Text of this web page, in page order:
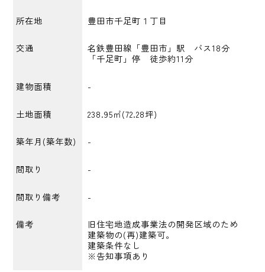
所在地 豊田市千足町１丁目
交通
名鉄豊田線「豊田市」駅 バス18分
「千足町」停 徒歩約11分
建物面積 -
土地面積 238.95㎡(72.28坪)
築年月(築年数) -
間取り -
間取り備考 -
備考
旧住宅地造成事業法の開発区域のため
建築物の(再)建築可。
建築条件なし
※告知事項あり